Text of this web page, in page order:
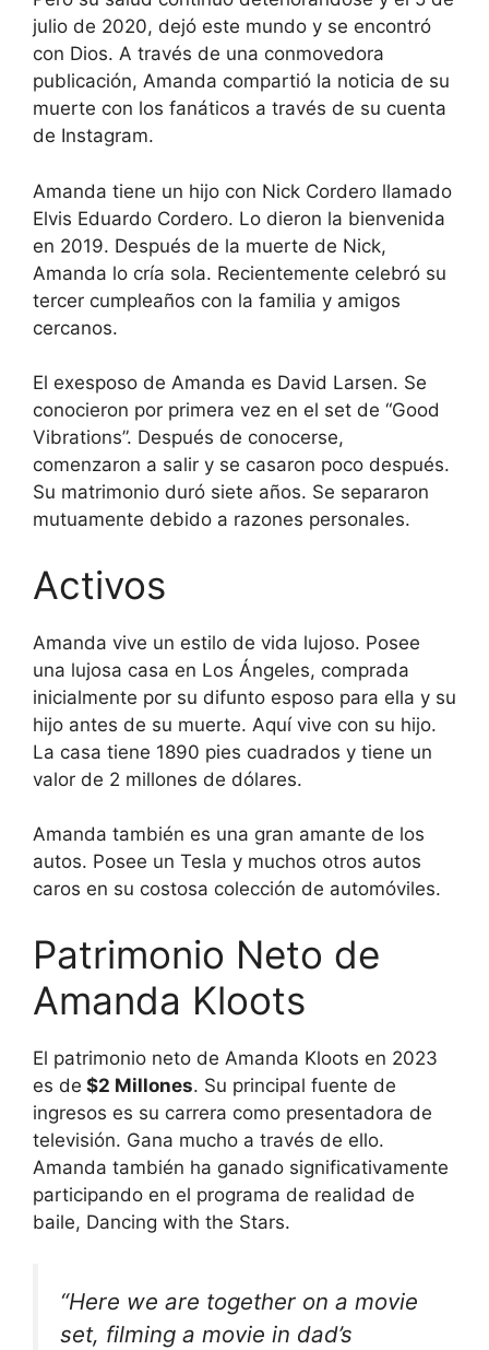
julio de 2020, dejó este mundo y se encontró
con Dios. A través de una conmovedora
publicación, Amanda compartió la noticia de su
muerte con los fanáticos a través de su cuenta
de Instagram.
Amanda tiene un hijo con Nick Cordero llamado
Elvis Eduardo Cordero. Lo dieron la bienvenida
en 2019. Después de la muerte de Nick,
Amanda lo cría sola. Recientemente celebró su
tercer cumpleaños con la familia y amigos
cercanos.
El exesposo de Amanda es David Larsen. Se
conocieron por primera vez en el set de “Good
Vibrations”. Después de conocerse,
comenzaron a salir y se casaron poco después.
Su matrimonio duró siete años. Se separaron
mutuamente debido a razones personales.
Activos
Amanda vive un estilo de vida lujoso. Posee
una lujosa casa en Los Ángeles, comprada
inicialmente por su difunto esposo para ella y su
hijo antes de su muerte. Aquí vive con su hijo.
La casa tiene 1890 pies cuadrados y tiene un
valor de 2 millones de dólares.
Amanda también es una gran amante de los
autos. Posee un Tesla y muchos otros autos
caros en su costosa colección de automóviles.
Patrimonio Neto de
Amanda Kloots
El patrimonio neto de Amanda Kloots en 2023
es de $2 Millones. Su principal fuente de
ingresos es su carrera como presentadora de
televisión. Gana mucho a través de ello.
Amanda también ha ganado significativamente
participando en el programa de realidad de
baile, Dancing with the Stars.
“Here we are together on a movie
set, filming a movie in dad’s